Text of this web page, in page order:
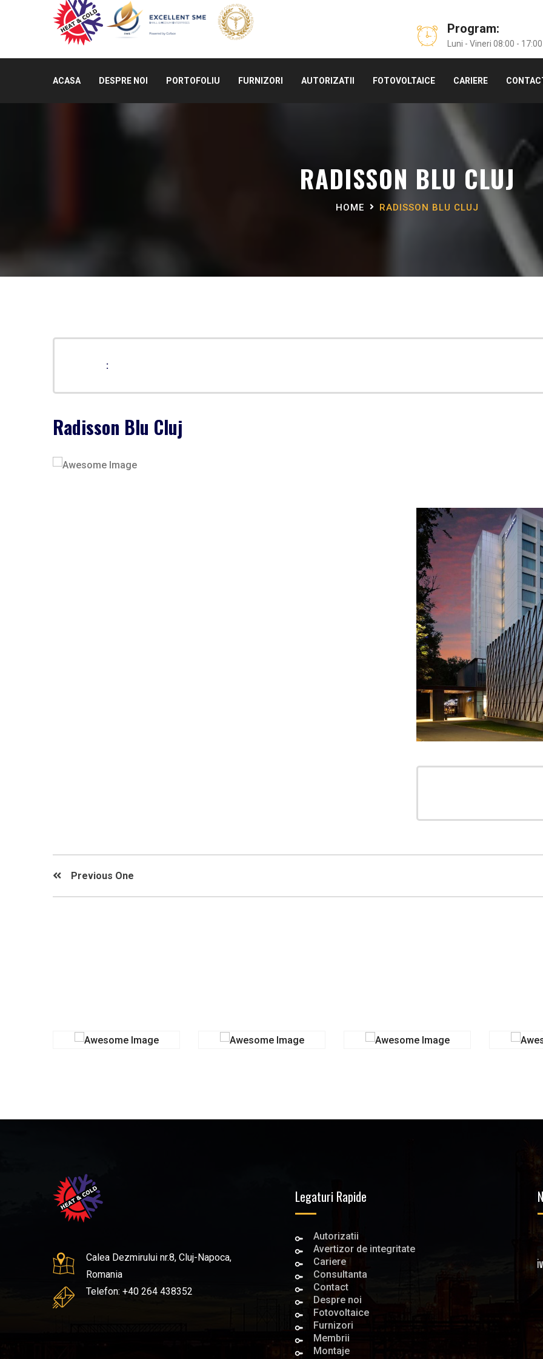
Program:
Luni - Vineri 08:00 - 17:00
ACASA DESPRE NOI PORTOFOLIU FURNIZORI AUTORIZATII FOTOVOLTAICE CARIERE
RADISSON BLU CLUJ
HOME RADISSON BLU CLUJ
:
Radisson Blu Cluj
Previous One
Calea Dezmirului nr.8, Cluj-Napoca,
Romania
Telefon: +40 264 438352
Legaturi Rapide
Autorizatii
Avertizor de integritate
Cariere
Consultanta
Contact
Despre noi
Fotovoltaice
Furnizori
Membrii
Montaje
performeaza la Certificat ISO 9001 TUV
April 23, 2026